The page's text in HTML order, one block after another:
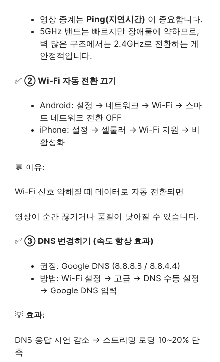
영상 중계는 Ping(지연시간) 이 중요합니다.
5GHz 밴드는 빠르지만 장애물에 약하므로,
벽 많은 구조에서는 2.4GHz로 전환하는 게
안정적입니다.
✅ ② Wi-Fi 자동 전환 끄기
Android: 설정 → 네트워크 → Wi-Fi → 스마
트 네트워크 전환 OFF
iPhone: 설정 → 셀룰러 → Wi-Fi 지원 → 비
활성화
💬 이유:
Wi-Fi 신호 약해질 때 데이터로 자동 전환되면
영상이 순간 끊기거나 품질이 낮아질 수 있습니다.
✅ ③ DNS 변경하기 (속도 향상 효과)
권장: Google DNS (8.8.8.8 / 8.8.4.4)
방법: Wi-Fi 설정 → 고급 → DNS 수동 설정
→ Google DNS 입력
💡 효과:
DNS 응답 지연 감소 → 스트리밍 로딩 10~20% 단
축